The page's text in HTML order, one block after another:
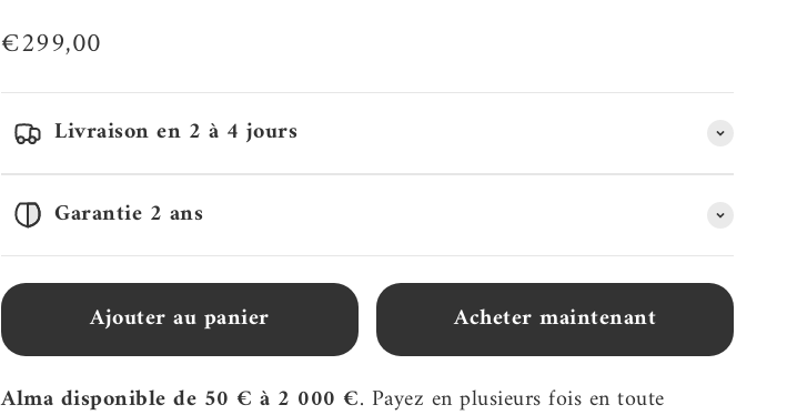
Prix de vente
€299,00
Livraison en 2 à 4 jours
Garantie 2 ans
Ajouter au panier Acheter maintenant
Alma disponible de 50 € à 2 000 €. Payez en plusieurs fois en toute